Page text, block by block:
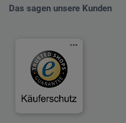
Das sagen unsere Kunden